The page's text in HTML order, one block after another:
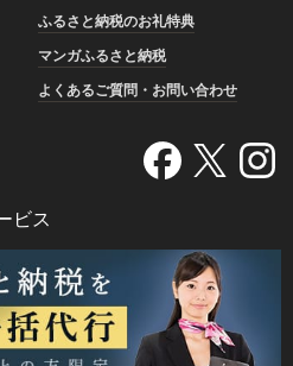
ふるさと納税のお礼特典
マンガふるさと納税
よくあるご質問・お問い合わせ
ビス